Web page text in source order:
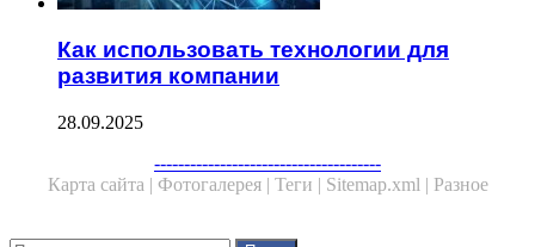
Как использовать технологии для
развития компании
28.09.2025
--------------------------------------
Карта сайта | Фотогалерея | Теги | Sitemap.xml | Разное